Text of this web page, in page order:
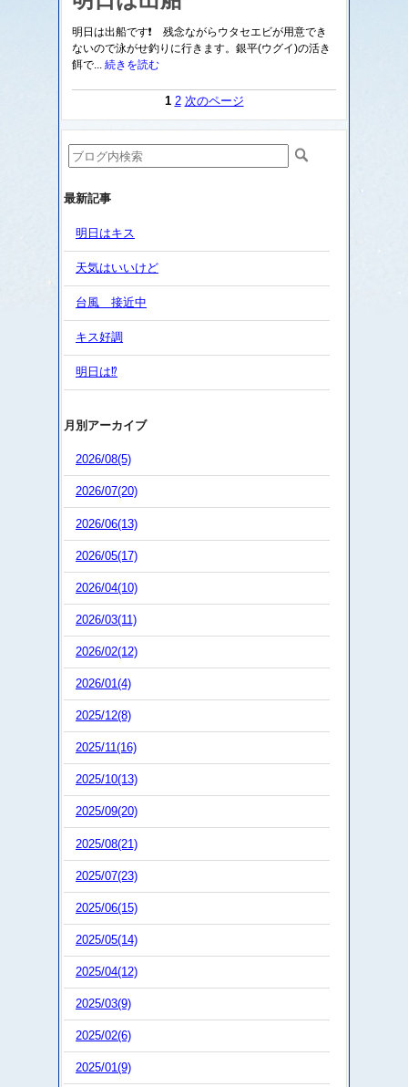
明日は出船です❗ 残念ながらウタセエビが用意でき
ないので泳がせ釣りに行きます。銀平(ウグイ)の活き
餌で... 続きを読む
1 2 次のページ
最新記事
明日はキス
天気はいいけど
台風 接近中
キス好調
明日は⁉️
月別アーカイブ
2026/08(5)
2026/07(20)
2026/06(13)
2026/05(17)
2026/04(10)
2026/03(11)
2026/02(12)
2026/01(4)
2025/12(8)
2025/11(16)
2025/10(13)
2025/09(20)
2025/08(21)
2025/07(23)
2025/06(15)
2025/05(14)
2025/04(12)
2025/03(9)
2025/02(6)
2025/01(9)